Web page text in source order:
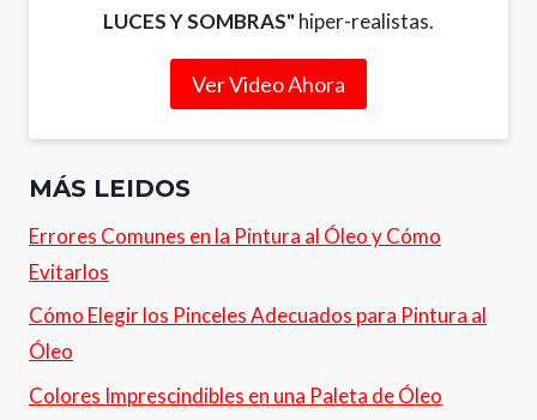
LUCES Y SOMBRAS"hiper-realistas.
Ver Video Ahora
MÁS LEIDOS
Errores Comunes en la Pintura al Óleo y Cómo
Evitarlos
Cómo Elegir los Pinceles Adecuados para Pintura al
Óleo
Colores Imprescindibles en una Paleta de Óleo